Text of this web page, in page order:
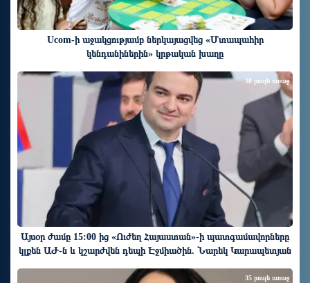
Ucom-ի աջակցությամբ ներկայացվեց «Մտապահիր
կենդանիներին» կրթական խաղը
Այսօր ժամը 15:00 ից «Ուժեղ Հայաստան»-ի պատգամավորները
կլքեն ԱԺ-ն և կշարժվեն դեպի Էջմիածին. Նարեկ Կարապետյան
30 րոպե առաջ
35 րոպե առաջ